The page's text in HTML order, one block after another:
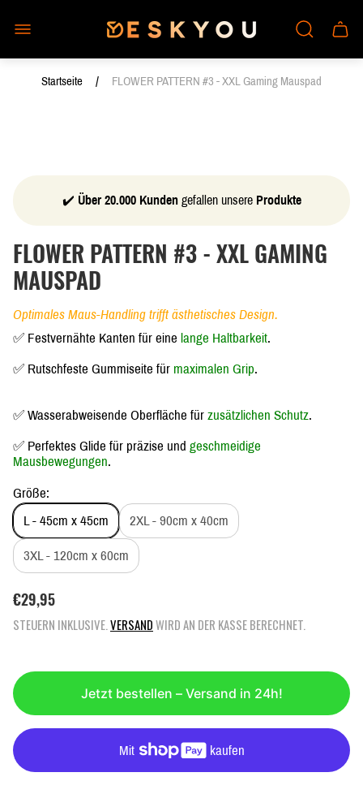
Laden-
Logo"
Startseite / FLOWER PATTERN #3 - XXL Gaming Mauspad
✔️ Über 20.000 Kundengefallen unsere Produkte
FLOWER PATTERN #3 - XXL GAMING
MAUSPAD
Optimales Maus-Handling trifft ästhetisches Design.
✅ Festvernähte Kanten für eine lange Haltbarkeit.
✅ Rutschfeste Gummiseite für maximalen Grip.
✅ Wasserabweisende Oberfläche für zusätzlichen Schutz.
✅ Perfektes Glide für präzise und geschmeidige
Mausbewegungen.
Größe:
L - 45cm x 45cm
2XL - 90cm x 40cm
3XL - 120cm x 60cm
R
E
G
Ä
R
R
P
R
€29,95
STEUERN INKLUSIVE. VERSANDWIRD AN DER KASSE BERECHNET.
Jetzt bestellen – Versand in 24h!